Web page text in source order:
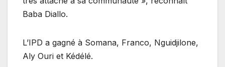
Baba Diallo.
L’IPD a gagné à Somana, Franco, Nguidjilone,
Aly Ouri et Kédélé.